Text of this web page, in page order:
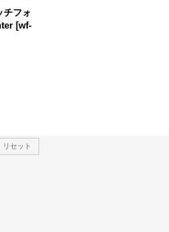
チフォ
[wf-
リセット